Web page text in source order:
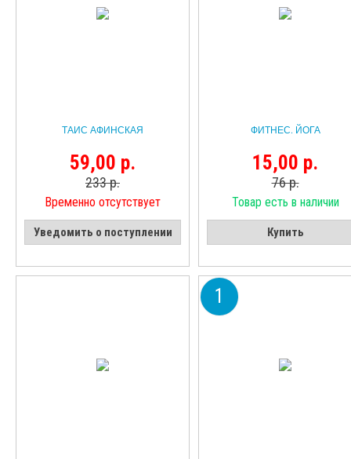
ТАИС АФИНСКАЯ
59,00 р.
233 р.
Временно отсутствует
Уведомить о поступлении
ФИТНЕС. ЙОГА
15,00 р.
76 р.
Товар есть в наличии
Купить
1